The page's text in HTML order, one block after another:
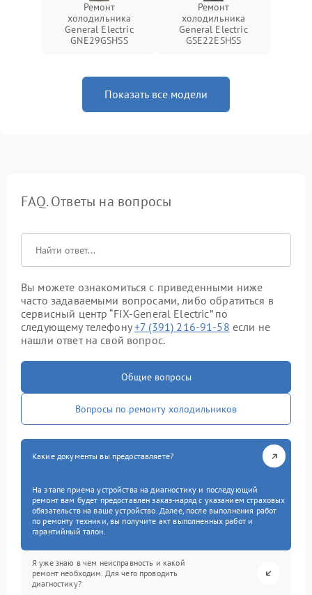
Ремонт
холодильника
General Electric
GNE29GSHSS
Ремонт
холодильника
General Electric
GSE22ESHSS
Показать все модели
FAQ. Ответы на вопросы
Вы можете ознакомиться с приведенными ниже
часто задаваемыми вопросами, либо обратиться в
сервисный центр “FIX-General Electric” по
следующему телефону+7 (391) 216-91-58 если не
нашли ответ на свой вопрос.
Общие вопросы
Вопросы по ремонту холодильников
Какие документы вы предоставляете?
На этапе приема устройства на диагностику и последующий
ремонт вам будет предоставлен заказ-наряд с указанием страховых
обязательств на ваше устройство. Далее, после выполнения работ
по ремонту техники, вы получите акт выполненных работ и
гарантийный талон.
Я уже знаю в чем неисправность и какой
ремонт необходим. Для чего проводить
диагностику?